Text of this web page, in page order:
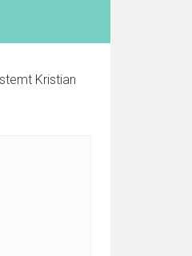
Kristian